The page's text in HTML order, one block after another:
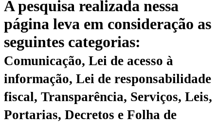
A pesquisa realizada nessa
página leva em consideração as
seguintes categorias:
Comunicação, Lei de acesso à
informação, Lei de responsabilidade
fiscal, Transparência, Serviços, Leis,
Portarias, Decretos e Folha de